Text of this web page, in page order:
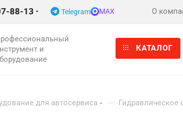
88-13 Telegram MAX О
и
КАТАЛОГ
для автосервиса — Гидравлическое